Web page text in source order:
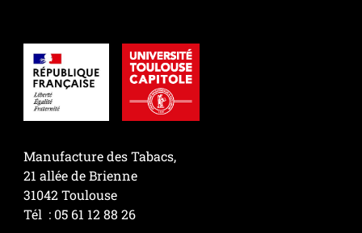
Manufacture des Tabacs,
21 allée de Brienne
31042 Toulouse
Tél : 05 61 12 88 26